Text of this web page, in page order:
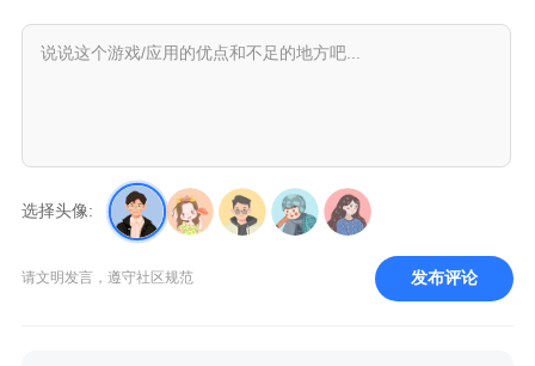
选择头像:
请文明发言，遵守社区规范 发布评论